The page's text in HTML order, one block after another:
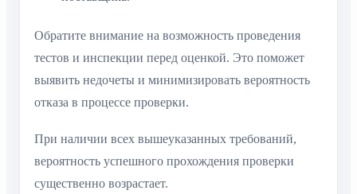
Обратите внимание на возможность проведения
тестов и инспекции перед оценкой. Это поможет
выявить недочеты и минимизировать вероятность
отказа в процессе проверки.
При наличии всех вышеуказанных требований,
вероятность успешного прохождения проверки
существенно возрастает.